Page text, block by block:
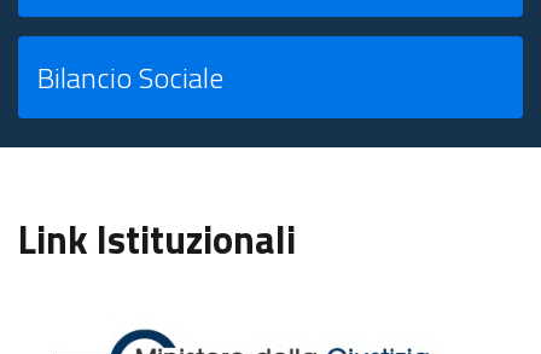
Bilancio Sociale
Link Istituzionali